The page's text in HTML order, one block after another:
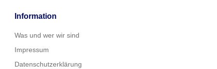
Information
Was und wer wir sind
Impressum
Datenschutzerklärung